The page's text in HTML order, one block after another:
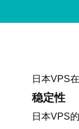
日本VPS
稳定性
日本VPS